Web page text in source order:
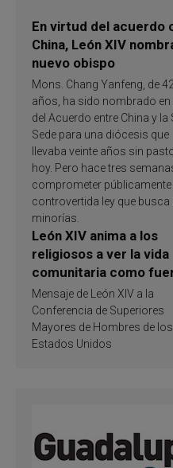
En virtud del acuerdo
China, León XIV
nuevo obispo
Mons. Chang Yanfeng, de 42
años, ha sido nombrado en
del Acuerdo entre China y la
Sede para una diócesis que
llevaba veinte años sin
hoy. Pero hace tres
comprometer
controvertida ley que busca
minorías.
León XIV anima a los
religiosos a ver la vida
comunitaria como
de inspiración y
santificación
Mensaje de León XIV a la
Conferencia de Superiores
Mayores de Hombres de los
Estados Unidos